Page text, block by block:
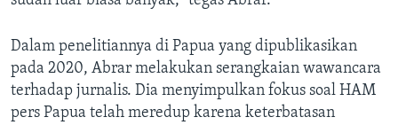
Dalam penelitiannya di Papua yang dipublikasikan
pada 2020, Abrar melakukan serangkaian wawancara
terhadap jurnalis. Dia menyimpulkan fokus soal HAM
pers Papua telah meredup karena keterbatasan